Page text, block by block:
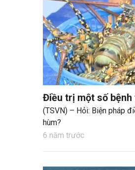
Điều trị một số
(TSVN) – Hỏi: Biện pháp
hùm?
6 năm trước